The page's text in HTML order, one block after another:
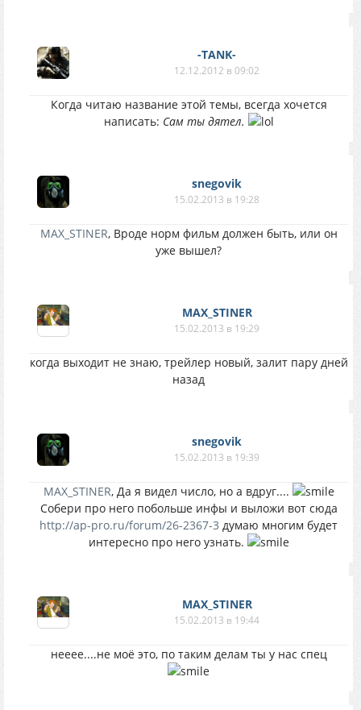
-TANK-
12.12.2012 в 09:02
Когда читаю название этой темы, всегда хочется
написать: Сам ты дятел.
snegovik
15.02.2013 в 19:28
MAX_STINER, Вроде норм фильм должен быть, или он
уже вышел?
MAX_STINER
15.02.2013 в 19:29
когда выходит не знаю, трейлер новый, залит пару дней
назад
snegovik
15.02.2013 в 19:39
MAX_STINER, Да я видел число, но а вдруг....
Собери про него побольше инфы и выложи вот сюда
http://ap-pro.ru/forum/26-2367-3 думаю многим будет
интересно про него узнать.
MAX_STINER
15.02.2013 в 19:44
нееее....не моё это, по таким делам ты у нас спец